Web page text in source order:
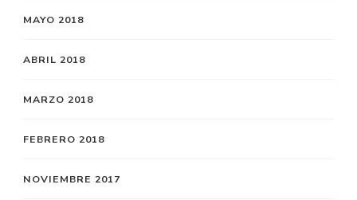
MAYO 2018
ABRIL 2018
MARZO 2018
FEBRERO 2018
NOVIEMBRE 2017